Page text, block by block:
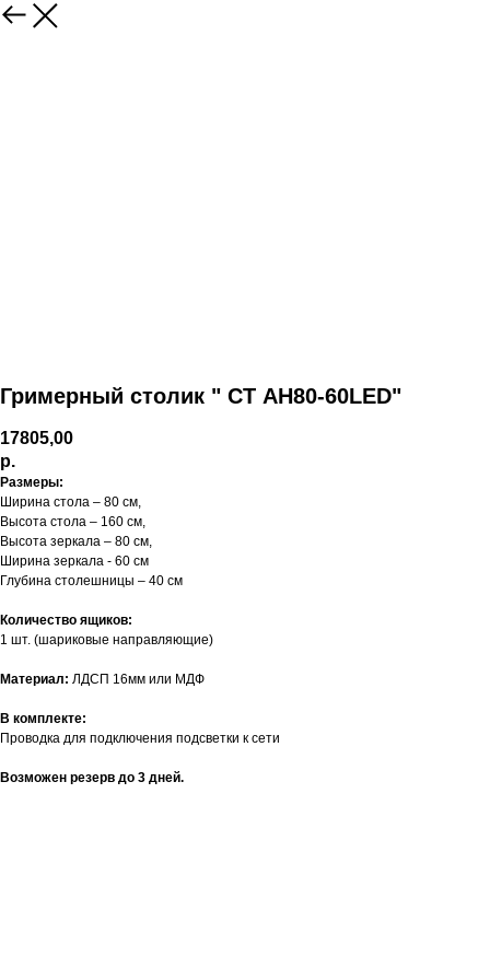
Гримерный столик " СТ АН80-60LED"
17805,00
р.
Размеры:
Ширина стола – 80 см,
Высота стола – 160 см,
Высота зеркала – 80 см,
Ширина зеркала - 60 см
Глубина столешницы – 40 см
Количество ящиков:
1 шт. (шариковые направляющие)
Материал: ЛДСП 16мм или МДФ
В комплекте:
Проводка для подключения подсветки к сети
Возможен резерв до 3 дней.